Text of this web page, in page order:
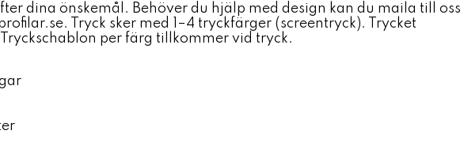
dina önskemål. Behöver du hjälp med design kan du maila till oss
Tryck sker med 1–4 tryckfärger (screentryck). Trycket
per färg tillkommer vid tryck.